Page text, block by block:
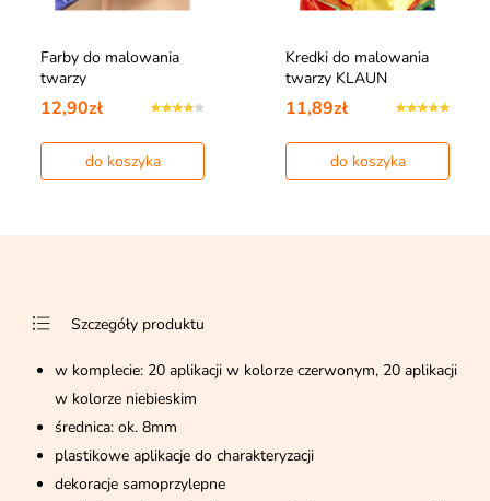
Farby do malowania
twarzy
12,90zł
do koszyka
Kredki do malowania
twarzy KLAUN
11,89zł
do koszyka
Szczegóły produktu
w komplecie: 20 aplikacji w kolorze czerwonym, 20 aplikacji
w kolorze niebieskim
średnica: ok. 8mm
plastikowe aplikacje do charakteryzacji
dekoracje samoprzylepne